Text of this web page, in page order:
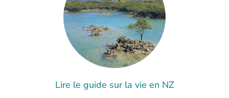
Lire le guide sur la vie en NZ